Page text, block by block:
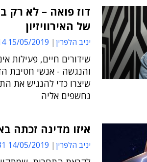
דוז פואה – לא רק
של האירוויזיון
יניב הלפרין 15/05/2019 16:14
שידורים חיים, פעילות
והנגשה - אנשי חטיבת
שיצרו כדי להנגיש את
נחשפים אליה
איזו מדינה זכתה
יניב הלפרין 14/05/2019 17:31